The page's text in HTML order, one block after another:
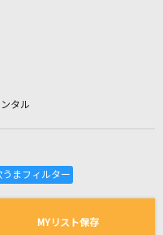
いる曲の一覧
タル
MYリスト保存